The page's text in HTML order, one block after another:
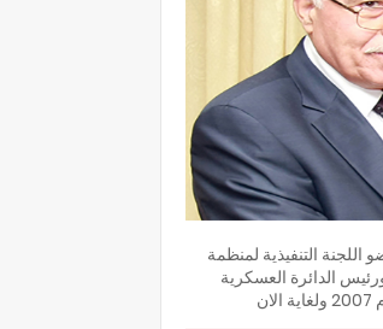
التنفيذية لمنظمة
الدائرة العسكرية